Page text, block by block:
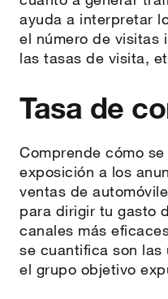
ayuda a interpretar
el número de visitas
las tasas de visita,
Tasa de
Comprende cómo
exposición a los
ventas de
para dirigir tu gasto
canales más
se cuantifica son
el grupo objetivo